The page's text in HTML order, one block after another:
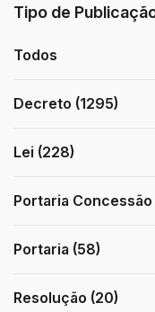
Tipo de
Todos
Decreto (1295)
Lei (228)
Portaria Concessão
Portaria (58)
Resolução (20)